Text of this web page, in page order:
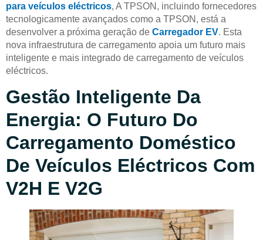
para veículos eléctricos, A TPSON, incluindo fornecedores
tecnologicamente avançados como a TPSON, está a
desenvolver a próxima geração de Carregador EV. Esta
nova infraestrutura de carregamento apoia um futuro mais
inteligente e mais integrado de carregamento de veículos
eléctricos.
Gestão Inteligente Da
Energia: O Futuro Do
Carregamento Doméstico
De Veículos Eléctricos Com
V2H E V2G